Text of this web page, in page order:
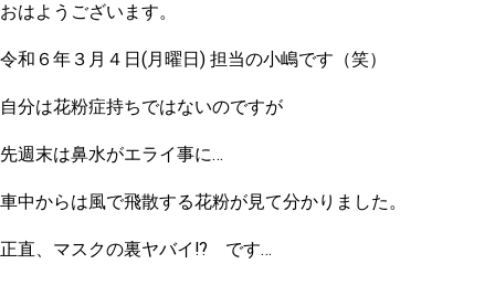
おはようございます。
令和６年３月４日(月曜日) 担当の小嶋です（笑）
自分は花粉症持ちではないのですが
先週末は鼻水がエライ事に…
車中からは風で飛散する花粉が見て分かりました。
正直、マスクの裏ヤバイ⁉ です…